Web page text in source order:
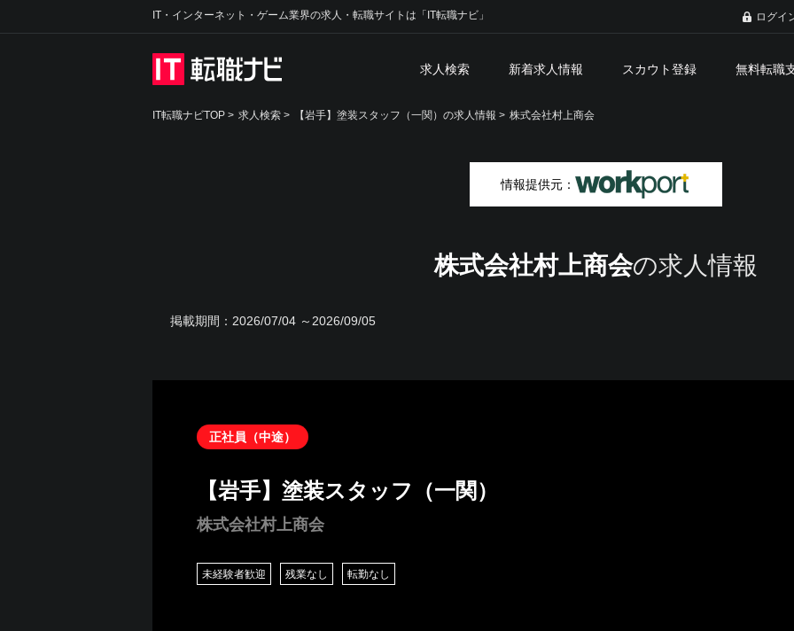
IT・インターネット・ゲーム業界の求人・転職サイトは「IT転職ナビ」 ログイ
求人検索 新着求人情報 スカウト登録 無料転職
IT転職ナビTOP > 求人検索 > 【岩手】塗装スタッフ（一関）の求人情報 > 株式会社村上商会
情報提供元：
株式会社村上商会の求人情報
掲載期間： 2026/07/04 ～2026/09/05
正社員（中途）
【岩手】塗装スタッフ（一関）
株式会社村上商会
未経験者歓迎 残業なし 転勤なし